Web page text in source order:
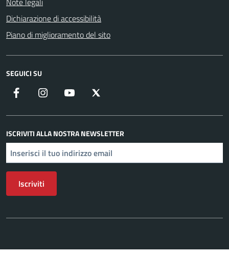
Dichiarazione di accessibilità
Piano di miglioramento del sito
SEGUICI SU
Facebook Instagram YouTube
ISCRIVITI ALLA NOSTRA NEWSLETTER